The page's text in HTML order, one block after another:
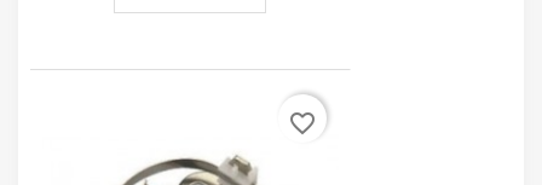
favorite_border